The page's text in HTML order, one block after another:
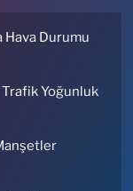
Hava Durumu
Yoğunluk